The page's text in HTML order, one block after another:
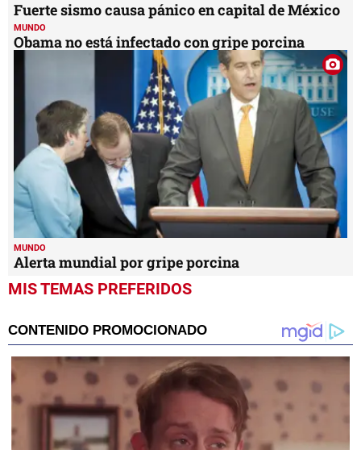
Fuerte sismo causa pánico en capital de México
MUNDO
Obama no está infectado con gripe porcina
MUNDO
Alerta mundial por gripe porcina
MIS TEMAS PREFERIDOS